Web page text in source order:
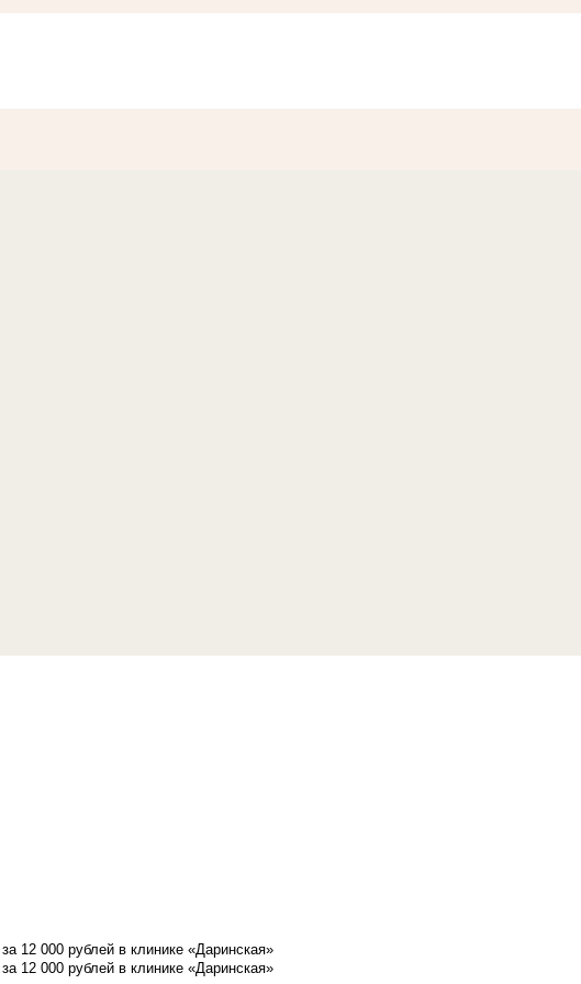
12 000 рублей в клинике «Даринская»
12 000 рублей в клинике «Даринская»